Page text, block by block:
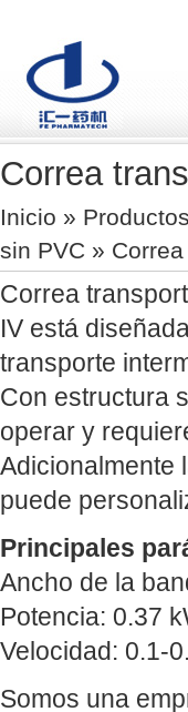
Correa
Inicio » Productos
sin PVC »
Correa
IV está
transporte
Con estructura
operar y
Adicionalmente
puede
Principales
Ancho de la
Potencia: 0.37
Velocidad: 0.1-
Somos una